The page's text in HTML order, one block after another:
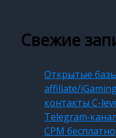
Свежие
Открытые
affiliate/
контакты C-
CPM бесплатно